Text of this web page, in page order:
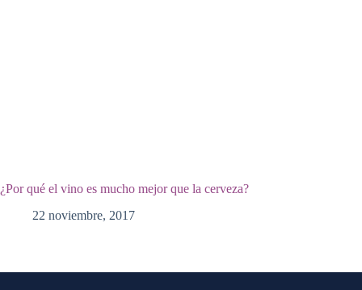
¿Por qué el vino es mucho mejor que la cerveza?
22 noviembre, 2017